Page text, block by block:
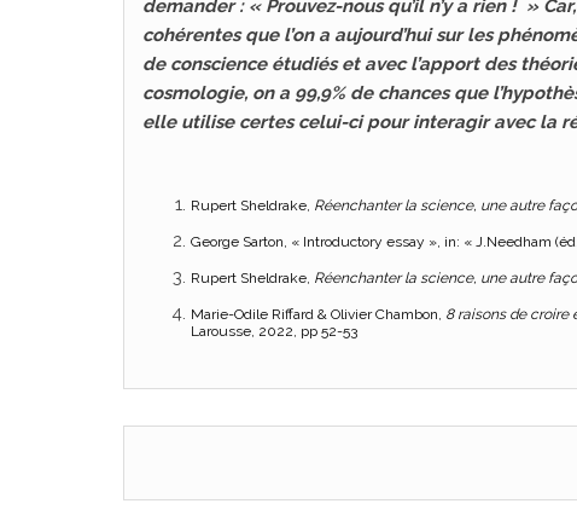
demander : « Prouvez-nous qu’il n’y a rien ! »
cohérentes que l’on a aujourd’hui sur les
de conscience étudiés et avec l’apport des
cosmologie, on a 99,9% de chances que
elle utilise certes celui-ci pour interagir avec la
Rupert Sheldrake, Réenchanter la science, une autre
George Sarton, « Introductory essay », in: « J.Needham
Rupert Sheldrake, Réenchanter la science, une autre
Marie-Odile Riffard & Olivier Chambon, 8 raisons de croire
Larousse, 2022, pp 52-53